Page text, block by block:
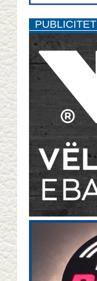
PUBLICITET